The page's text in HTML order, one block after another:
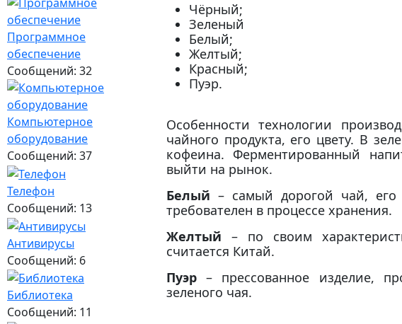
Программное
обеспечение
Сообщений: 32
Компьютерное
оборудование
Сообщений: 37
Телефон
Сообщений: 13
Антивирусы
Сообщений: 6
Библиотека
Сообщений: 11
Чёрный;
Зеленый
Белый;
Желтый;
Красный;
Пуэр.
Особенности технологии
чайного продукта, его цвету. В
кофеина. Ферментированный
выйти на рынок.
Белый – самый дорогой чай, его
требователен в процессе хранения.
Желтый – по своим
считается Китай.
Пуэр– прессованное изделие,
зеленого чая.